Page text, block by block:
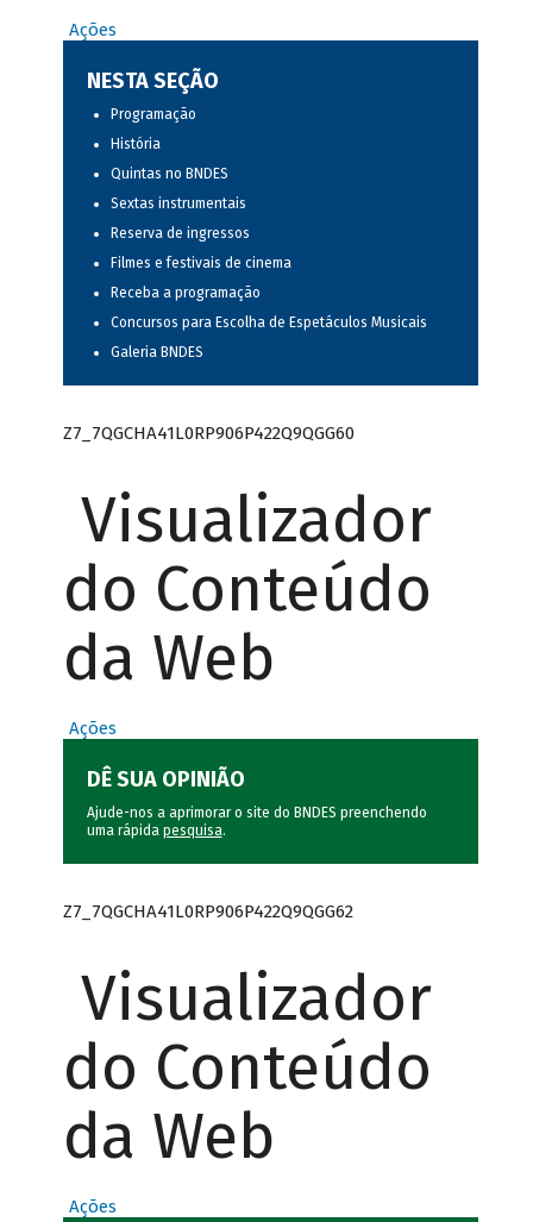
Ações
NESTA SEÇÃO
Programação
História
Quintas no BNDES
Sextas instrumentais
Reserva de ingressos
Filmes e festivais de cinema
Receba a programação
Concursos para Escolha de Espetáculos Musicais
Galeria BNDES
Z7_7QGCHA41L0RP906P422Q9QGG60
Visualizador
do Conteúdo
da Web
Ações
DÊ SUA OPINIÃO
Ajude-nos a aprimorar o site do BNDES preenchendo
uma rápida pesquisa.
Z7_7QGCHA41L0RP906P422Q9QGG62
Visualizador
do Conteúdo
da Web
Ações